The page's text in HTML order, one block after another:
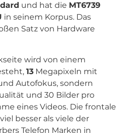
und hat die MT6739
in seinem Korpus. Das
Satz von Hardware
wird von einem
13Megapixeln mit
Autofokus, sondern
und 30 Bilder pro
eines Videos. Die frontale
besser als viele der
Telefon Marken in